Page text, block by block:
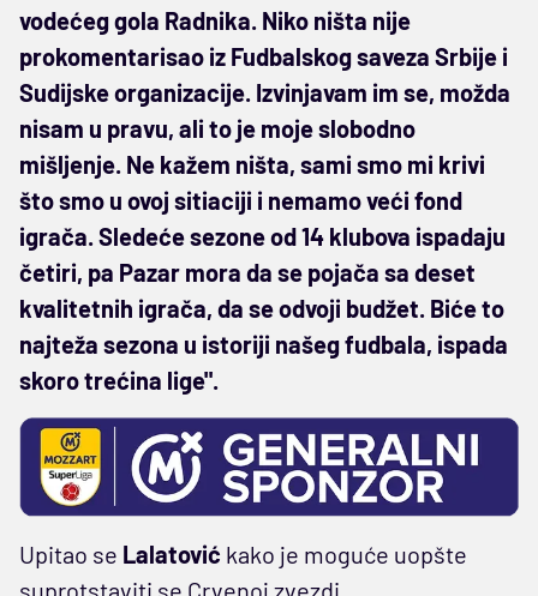
vodećeg gola Radnika. Niko ništa nije
prokomentarisao iz Fudbalskog saveza Srbije i
Sudijske organizacije. Izvinjavam im se, možda
nisam u pravu, ali to je moje slobodno
mišljenje. Ne kažem ništa, sami smo mi krivi
što smo u ovoj sitiaciji i nemamo veći fond
igrača. Sledeće sezone od 14 klubova ispadaju
četiri, pa Pazar mora da se pojača sa deset
kvalitetnih igrača, da se odvoji budžet. Biće to
najteža sezona u istoriji našeg fudbala, ispada
skoro trećina lige".
Upitao se Lalatović kako je moguće uopšte
suprotstaviti se Crvenoj zvezdi.